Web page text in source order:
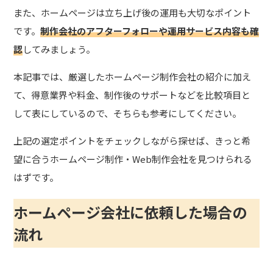
また、ホームページは立ち上げ後の運用も大切なポイント
です。制作会社のアフターフォローや運用サービス内容も確
認してみましょう。
本記事では、厳選したホームページ制作会社の紹介に加え
て、得意業界や料金、制作後のサポートなどを比較項目と
して表にしているので、そちらも参考にしてください。
上記の選定ポイントをチェックしながら探せば、きっと希
望に合うホームページ制作・Web制作会社を見つけられる
はずです。
ホームページ会社に依頼した場合の
流れ